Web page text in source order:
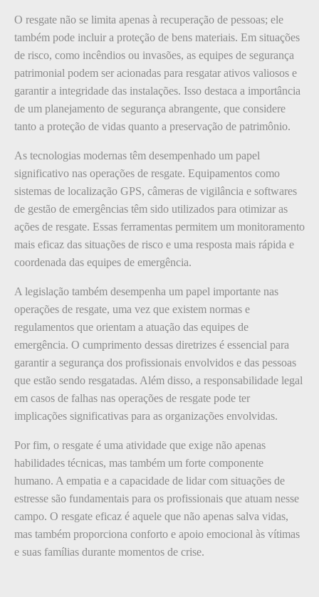
O resgate não se limita apenas à recuperação de pessoas; ele
também pode incluir a proteção de bens materiais. Em situações
de risco, como incêndios ou invasões, as equipes de segurança
patrimonial podem ser acionadas para resgatar ativos valiosos e
garantir a integridade das instalações. Isso destaca a importância
de um planejamento de segurança abrangente, que considere
tanto a proteção de vidas quanto a preservação de patrimônio.
As tecnologias modernas têm desempenhado um papel
significativo nas operações de resgate. Equipamentos como
sistemas de localização GPS, câmeras de vigilância e softwares
de gestão de emergências têm sido utilizados para otimizar as
ações de resgate. Essas ferramentas permitem um monitoramento
mais eficaz das situações de risco e uma resposta mais rápida e
coordenada das equipes de emergência.
A legislação também desempenha um papel importante nas
operações de resgate, uma vez que existem normas e
regulamentos que orientam a atuação das equipes de
emergência. O cumprimento dessas diretrizes é essencial para
garantir a segurança dos profissionais envolvidos e das pessoas
que estão sendo resgatadas. Além disso, a responsabilidade legal
em casos de falhas nas operações de resgate pode ter
implicações significativas para as organizações envolvidas.
Por fim, o resgate é uma atividade que exige não apenas
habilidades técnicas, mas também um forte componente
humano. A empatia e a capacidade de lidar com situações de
estresse são fundamentais para os profissionais que atuam nesse
campo. O resgate eficaz é aquele que não apenas salva vidas,
mas também proporciona conforto e apoio emocional às vítimas
e suas famílias durante momentos de crise.